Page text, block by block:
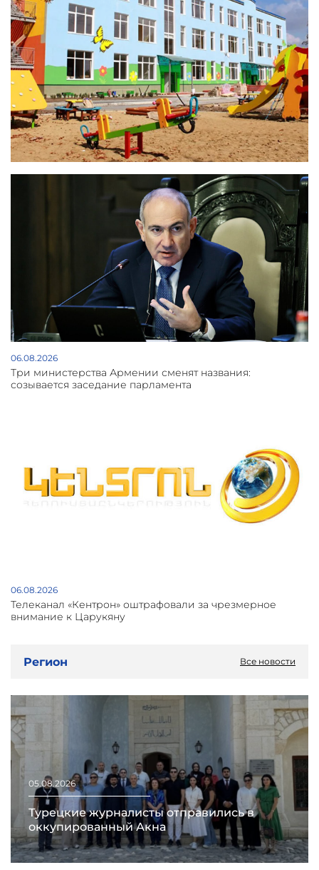
06.08.2026
Три министерства Армении сменят названия:
созывается заседание парламента
06.08.2026
Телеканал «Кентрон» оштрафовали за чрезмерное
внимание к Царукяну
Регион Все новости
05.08.2026
Турецкие журналисты отправились в
оккупированный Акна